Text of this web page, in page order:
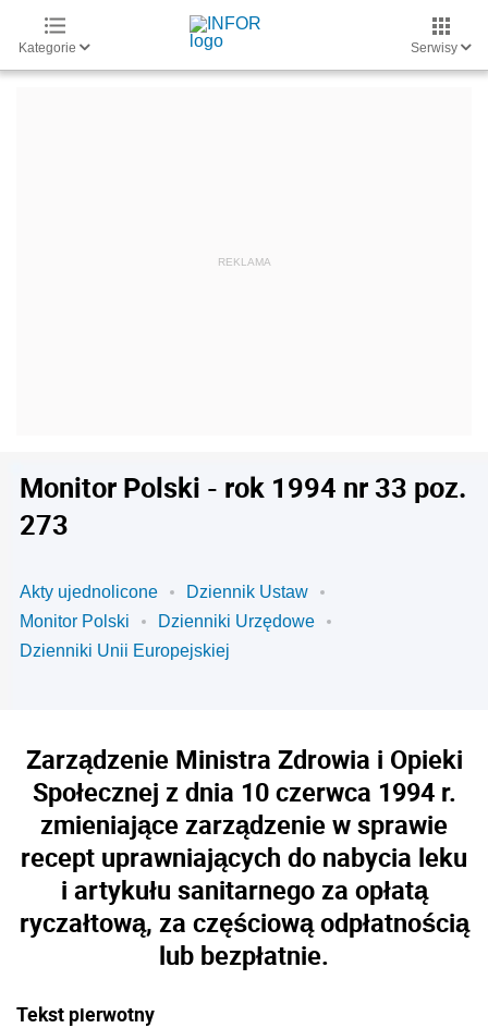
Kategorie Serwisy
Monitor Polski - rok 1994 nr 33 poz.
273
Akty ujednolicone
Dziennik Ustaw
Monitor Polski
Dzienniki Urzędowe
Dzienniki Unii Europejskiej
Zarządzenie Ministra Zdrowia i Opieki
Społecznej z dnia 10 czerwca 1994 r.
zmieniające zarządzenie w sprawie
recept uprawniających do nabycia leku
i artykułu sanitarnego za opłatą
ryczałtową, za częściową odpłatnością
lub bezpłatnie.
Tekst pierwotny